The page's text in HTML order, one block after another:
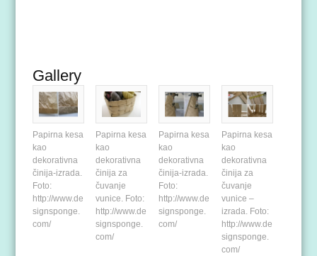
Gallery
Papirna kesa
kao
dekorativna
činija-izrada.
Foto:
http://www.de
signsponge.
com/
Papirna kesa
kao
dekorativna
činija za
čuvanje
vunice. Foto:
http://www.de
signsponge.
com/
Papirna kesa
kao
dekorativna
činija-izrada.
Foto:
http://www.de
signsponge.
com/
Papirna kesa
kao
dekorativna
činija za
čuvanje
vunice –
izrada. Foto:
http://www.de
signsponge.
com/